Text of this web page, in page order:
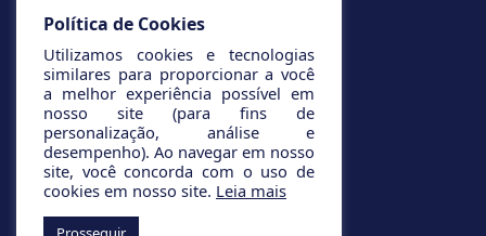
Política de Cookies
Utilizamos cookies e tecnologias
similares para proporcionar a você
a melhor experiência possível em
nosso site (para fins de
personalização, análise e
desempenho). Ao navegar em nosso
site, você concorda com o uso de
cookies em nosso site. Leia mais